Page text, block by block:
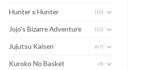
Hunter x Hunter (10)
Jojo's Bizarre Adventure (12)
Jujutsu Kaisen (67)
Kuroko No Basket (4)